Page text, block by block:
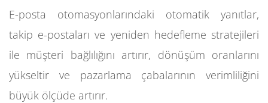
E-posta otomasyonlarındaki otomatik yanıtlar,
takip e-postaları ve yeniden hedefleme stratejileri
ile müşteri bağlılığını artırır, dönüşüm oranlarını
yükseltir ve pazarlama çabalarının verimliliğini
büyük ölçüde artırır.